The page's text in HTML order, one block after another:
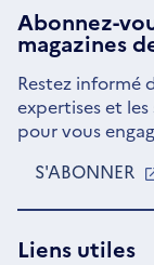
Abonnez-
magazines
Restez informé
expertises et
pour vous
S'ABONNER
Liens utiles